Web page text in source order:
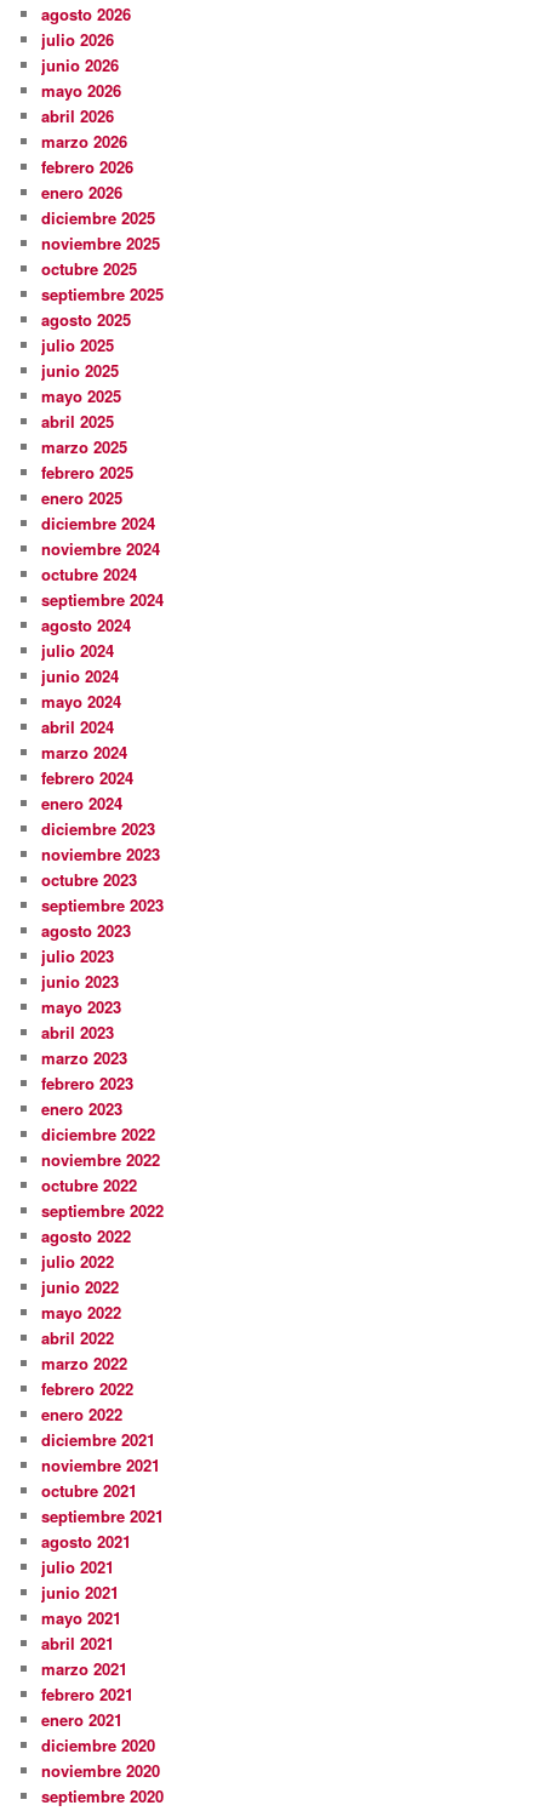
agosto 2026
julio 2026
junio 2026
mayo 2026
abril 2026
marzo 2026
febrero 2026
enero 2026
diciembre 2025
noviembre 2025
octubre 2025
septiembre 2025
agosto 2025
julio 2025
junio 2025
mayo 2025
abril 2025
marzo 2025
febrero 2025
enero 2025
diciembre 2024
noviembre 2024
octubre 2024
septiembre 2024
agosto 2024
julio 2024
junio 2024
mayo 2024
abril 2024
marzo 2024
febrero 2024
enero 2024
diciembre 2023
noviembre 2023
octubre 2023
septiembre 2023
agosto 2023
julio 2023
junio 2023
mayo 2023
abril 2023
marzo 2023
febrero 2023
enero 2023
diciembre 2022
noviembre 2022
octubre 2022
septiembre 2022
agosto 2022
julio 2022
junio 2022
mayo 2022
abril 2022
marzo 2022
febrero 2022
enero 2022
diciembre 2021
noviembre 2021
octubre 2021
septiembre 2021
agosto 2021
julio 2021
junio 2021
mayo 2021
abril 2021
marzo 2021
febrero 2021
enero 2021
diciembre 2020
noviembre 2020
septiembre 2020